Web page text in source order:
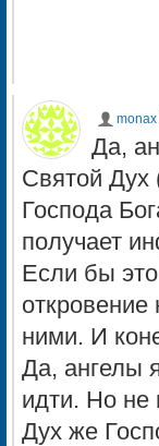
monax
Да,
Святой Дух
Господа
получает
Если бы
ними. И
Да, ангелы
идти. Но не
Дух же